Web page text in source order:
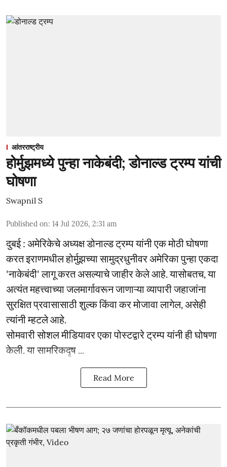
आंतरराष्ट्रीय
होर्मुझमध्ये पुन्हा नाकेबंदी; डोनाल्ड ट्रम्प यांची
घोषणा
Swapnil S
Published on: 14 Jul 2026, 2:31 am
दुबई : अमेरिकेचे अध्यक्ष डोनाल्ड ट्रम्प यांनी एक मोठी घोषणा
करत इराणमधील होर्मुझच्या सामुद्रधुनीवर अमेरिका पुन्हा एकदा
'नाकेबंदी' लागू करत असल्याचे जाहीर केले आहे. यासोबतच, या
अत्यंत महत्त्वाच्या जलमार्गावरून जाणाऱ्या व्यापारी जहाजांना
सुरक्षित प्रवासासाठी शुल्क किंवा कर मोजावा लागेल, असेही
त्यांनी म्हटले आहे.
सोमवारी सोशल मीडियावर एका पोस्टद्वारे ट्रम्प यांनी ही घोषणा
केली. या सामरिकदृष ...
Read More